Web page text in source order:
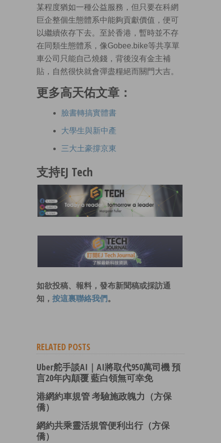
某程度猶如一種公益服務，但只要在科網
巨企整個生態體系中能夠貢獻價值，便可
以繼續依存下去。至於香港，暫時並不存
在同類生態體系，像Gobee.bike等共享單
車公司只能自己燒錢，背後沒有金主補
貼，自然很快就會彈盡糧絕而關門大吉。
更多高天佑文章：
臉書轉搞實體書
大學生與新中產
三大土豪撐京東
支持EJ Tech
如欲投稿、報料，發布新聞稿或採訪通
知， 按這裏聯絡我們 。
RELATED POSTS
Uber舵手談AI｜AI將取代950萬司機 預
言20年內顛覆 藍白領無可幸免
港網約車規管 考驗施政魄力（方保
僑）
網約共乘靈活規管便利出行（方保
僑）